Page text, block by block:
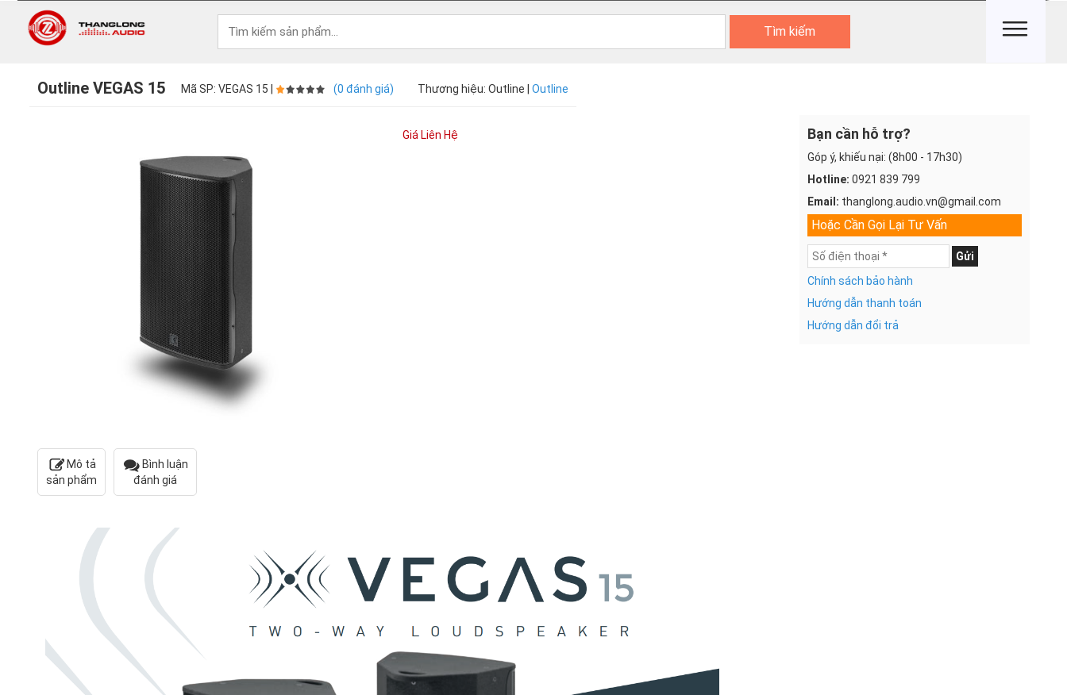
Tìm kiếm
Outline VEGAS 15 Mã SP: VEGAS 15 | (0 đánh giá) Thương hiệu: Outline | Outline
Mô tả
sản phẩm
Bình luận
đánh giá
Giá Liên Hệ Bạn cần hỗ trợ?
Góp ý, khiếu nại: (8h00 - 17h30)
Hotline: 0921 839 799
Email: thanglong.audio.vn@gmail.com
Hoặc Cần Gọi Lại Tư Vấn
Gửi
Chính sách bảo hành
Hướng dẫn thanh toán
Hướng dẫn đổi trả